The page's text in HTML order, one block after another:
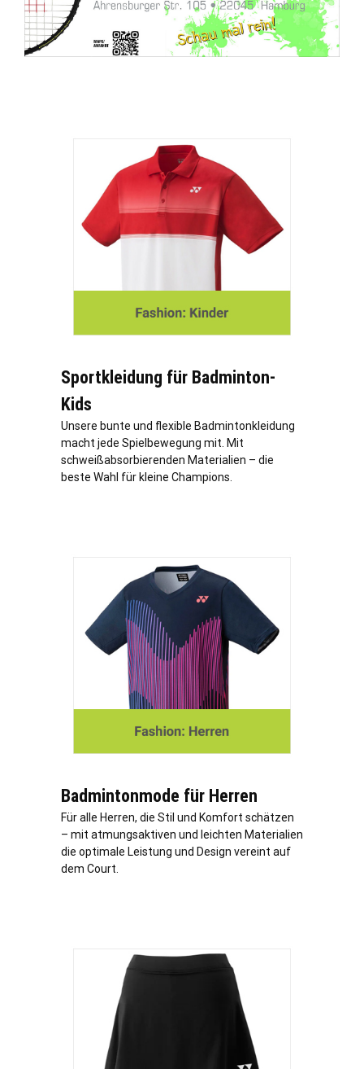
Sportkleidung für Badminton-
Kids
Unsere bunte und flexible Badmintonkleidung
macht jede Spielbewegung mit. Mit
schweißabsorbierenden Materialien – die
beste Wahl für kleine Champions.
Badmintonmode für Herren
Für alle Herren, die Stil und Komfort schätzen
– mit atmungsaktiven und leichten Materialien
die optimale Leistung und Design vereint auf
dem Court.